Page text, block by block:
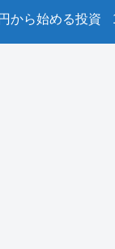
から始める投資